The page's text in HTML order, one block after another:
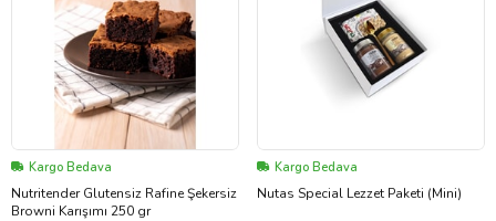
Kargo Bedava
Nutritender Glutensiz Rafine Şekersiz
Browni Karışımı 250 gr
Kargo Bedava
Nutas Special Lezzet Paketi (Mini)